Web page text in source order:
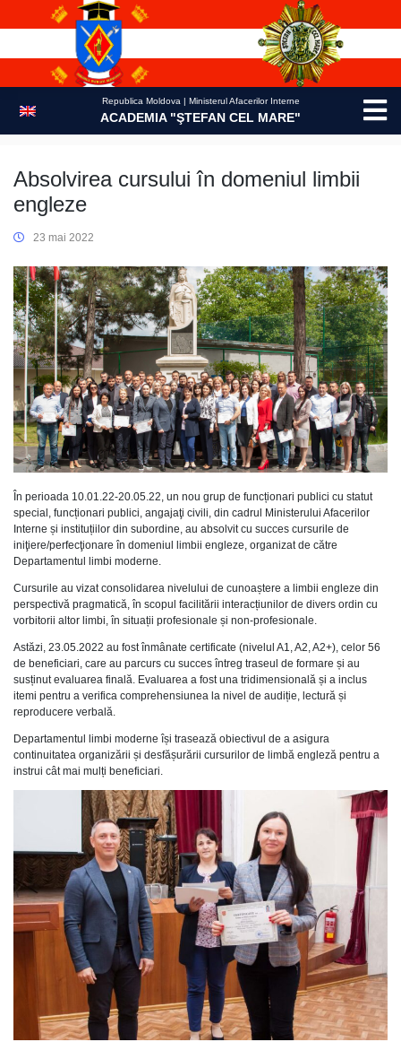
Republica Moldova | Ministerul Afacerilor Interne
ACADEMIA "ŞTEFAN CEL MARE"
Absolvirea cursului în domeniul limbii
engleze
23 mai 2022
În perioada 10.01.22-20.05.22, un nou grup de funcționari publici cu statut
special, funcționari publici, angajaţi civili, din cadrul Ministerului Afacerilor
Interne și instituțiilor din subordine, au absolvit cu succes cursurile de
iniţiere/perfecţionare în domeniul limbii engleze, organizat de către
Departamentul limbi moderne.
Cursurile au vizat consolidarea nivelului de cunoaștere a limbii engleze din
perspectivă pragmatică, în scopul facilitării interacțiunilor de divers ordin cu
vorbitorii altor limbi, în situații profesionale și non-profesionale.
Astăzi, 23.05.2022 au fost înmânate certificate (nivelul A1, A2, A2+), celor 56
de beneficiari, care au parcurs cu succes întreg traseul de formare și au
susținut evaluarea finală. Evaluarea a fost una tridimensională și a inclus
itemi pentru a verifica comprehensiunea la nivel de audiție, lectură și
reproducere verbală.
Departamentul limbi moderne își trasează obiectivul de a asigura
continuitatea organizării și desfășurării cursurilor de limbă engleză pentru a
instrui cât mai mulți beneficiari.